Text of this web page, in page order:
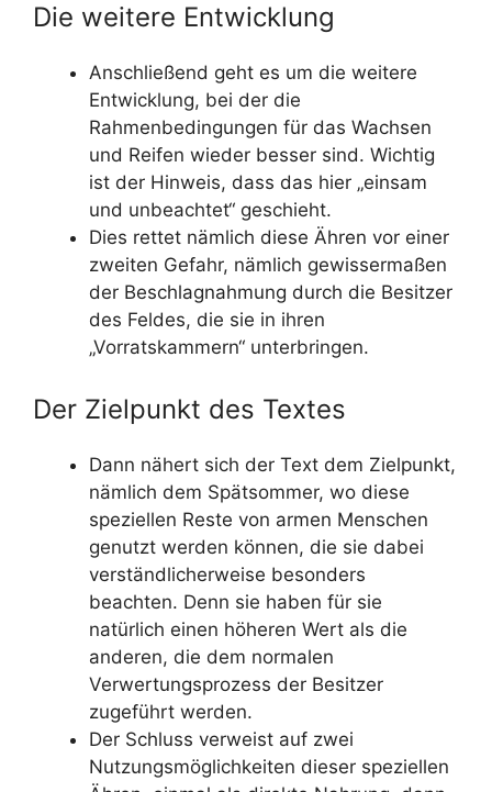
Die weitere Entwicklung
Anschließend geht es um die weitere
Entwicklung, bei der die
Rahmenbedingungen für das Wachsen
und Reifen wieder besser sind. Wichtig
ist der Hinweis, dass das hier „einsam
und unbeachtet“ geschieht.
Dies rettet nämlich diese Ähren vor einer
zweiten Gefahr, nämlich gewissermaßen
der Beschlagnahmung durch die Besitzer
des Feldes, die sie in ihren
„Vorratskammern“ unterbringen.
Der Zielpunkt des Textes
Dann nähert sich der Text dem Zielpunkt,
nämlich dem Spätsommer, wo diese
speziellen Reste von armen Menschen
genutzt werden können, die sie dabei
verständlicherweise besonders
beachten. Denn sie haben für sie
natürlich einen höheren Wert als die
anderen, die dem normalen
Verwertungsprozess der Besitzer
zugeführt werden.
Der Schluss verweist auf zwei
Nutzungsmöglichkeiten dieser speziellen